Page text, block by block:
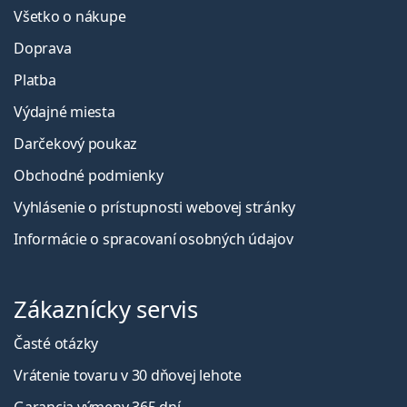
Všetko o nákupe
Doprava
Platba
Výdajné miesta
Darčekový poukaz
Obchodné podmienky
Vyhlásenie o prístupnosti webovej stránky
Informácie o spracovaní osobných údajov
Zákaznícky servis
Časté otázky
Vrátenie tovaru v 30 dňovej lehote